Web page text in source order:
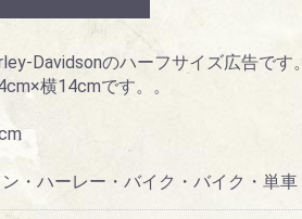
Davidsonのハーフサイズ広告です
横14cmです。。
・ハーレー・バイク・バイク・単車